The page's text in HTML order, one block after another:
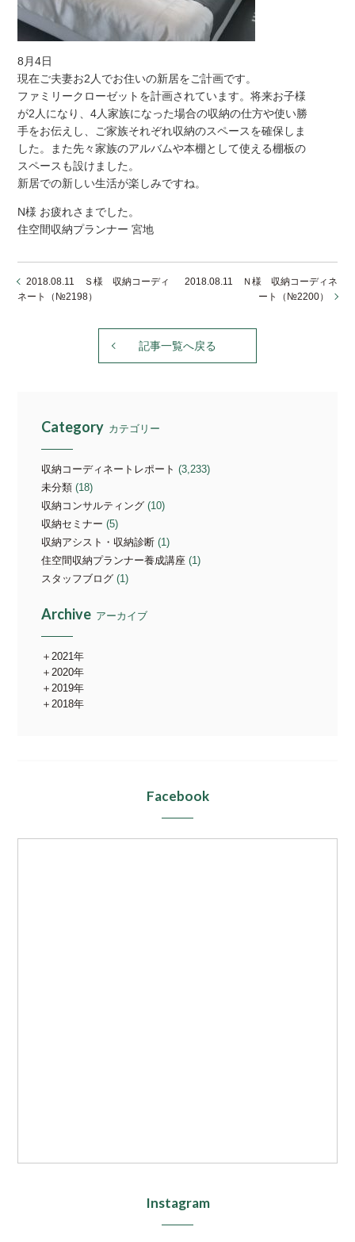
8月4日
現在ご夫妻お2人でお住いの新居をご計画です。
ファミリークローゼットを計画されています。将来お子様
が2人になり、4人家族になった場合の収納の仕方や使い勝
手をお伝えし、ご家族それぞれ収納のスペースを確保しま
した。また先々家族のアルバムや本棚として使える棚板の
スペースも設けました。
新居での新しい生活が楽しみですね。
N様 お疲れさまでした。
住空間収納プランナー 宮地
2018.08.11 Ｓ様 収納コーディ
ネート（№2198）
2018.08.11 Ｎ様 収納コーディネ
ート（№2200）
記事一覧へ戻る
Category カテゴリー
収納コーディネートレポート (3,233)
未分類 (18)
収納コンサルティング (10)
収納セミナー (5)
収納アシスト・収納診断 (1)
住空間収納プランナー養成講座 (1)
スタッフブログ (1)
Archive アーカイブ
2021年
2020年
2019年
2018年
Facebook
Instagram